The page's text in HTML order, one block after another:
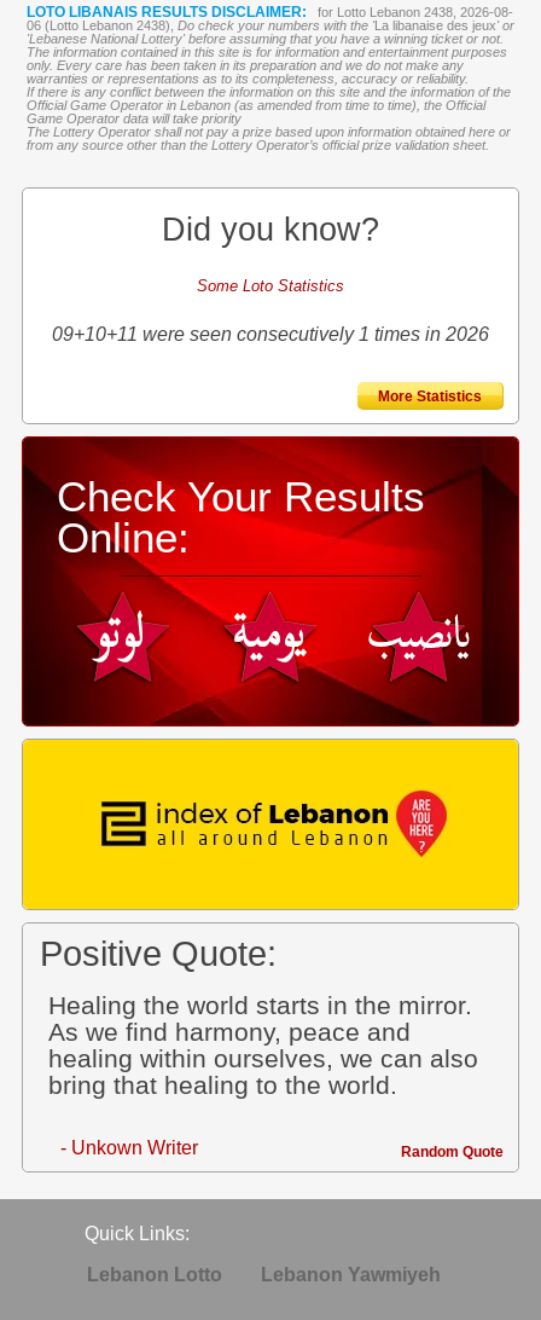
LOTO LIBANAIS RESULTS DISCLAIMER:
for Lotto Lebanon 2438, 2026-08-
06 (Lotto Lebanon 2438), Do check your numbers with the 'La libanaise des jeux' or
'Lebanese National Lottery' before assuming that you have a winning ticket or not.
The information contained in this site is for information and entertainment purposes
only. Every care has been taken in its preparation and we do not make any
warranties or representations as to its completeness, accuracy or reliability.
If there is any conflict between the information on this site and the information of the
Official Game Operator in Lebanon (as amended from time to time), the Official
Game Operator data will take priority
The Lottery Operator shall not pay a prize based upon information obtained here or
from any source other than the Lottery Operator’s official prize validation sheet.
Did you know?
Some Loto Statistics
09+10+11 were seen consecutively 1 times in 2026
More Statistics
Check Your Results
Online:
Positive Quote:
Healing the world starts in the mirror.
As we find harmony, peace and
healing within ourselves, we can also
bring that healing to the world.
- Unkown Writer Random Quote
Quick Links:
Lebanon Lotto
Lebanon Yawmiyeh